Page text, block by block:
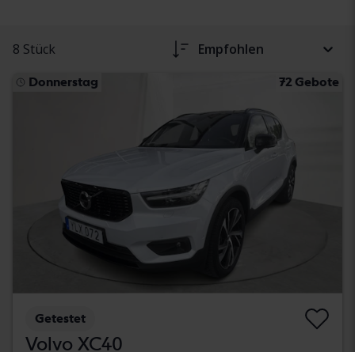
8 Stück Empfohlen
Donnerstag 72 Gebote
Getestet
Volvo XC40